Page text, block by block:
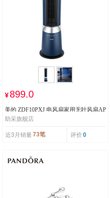
¥899.0
美的 ZDF10PXJ 电风扇家用无叶风扇AP
P智控落地扇
助采旗舰店
近3月销量73笔 评价 0